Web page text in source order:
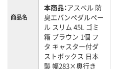
商品名
本商品：アスベル 防
臭エバンペダルペー
ル スリム 45L ゴミ
箱 ブラウン 1個 フ
タ キャスター付ダ
ストボックス 日本
製 幅283×奥行き